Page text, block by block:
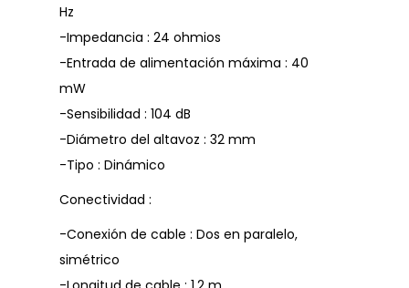
Hz
-Impedancia : 24 ohmios
-Entrada de alimentación máxima : 40
mW
-Sensibilidad : 104 dB
-Diámetro del altavoz : 32 mm
-Tipo : Dinámico
Conectividad :
-Conexión de cable : Dos en paralelo,
simétrico